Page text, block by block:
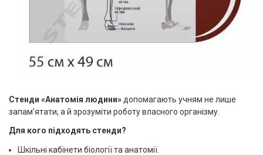
Стенди «Анатомія людини»допомагають учням не лише
запам’ятати, а й зрозуміти роботу власного організму.
Для кого підходять стенди?
Шкільні кабінети біології та анатомії.